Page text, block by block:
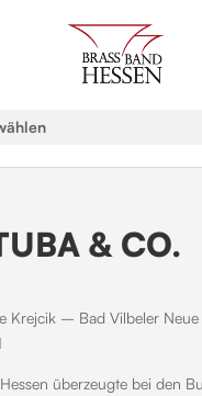
& CO.
Krejcik – Bad Vilbeler
überzeugte bei den